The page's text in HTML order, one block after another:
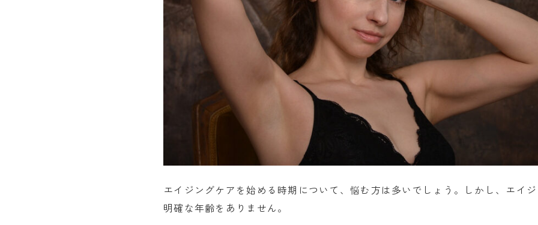
エイジングケアを始める時期について、悩む方は多いでしょう。しかし、エイ
明確な年齢をありません。